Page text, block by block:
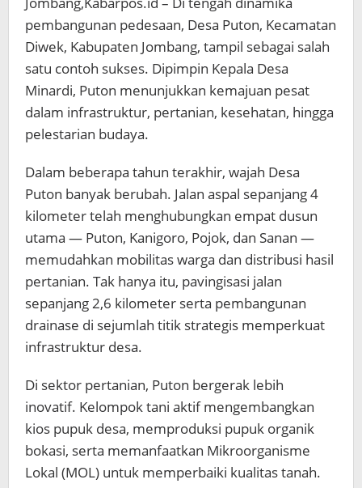
pembangunan pedesaan, Desa Puton, Kecamatan
Diwek, Kabupaten Jombang, tampil sebagai salah
satu contoh sukses. Dipimpin Kepala Desa
Minardi, Puton menunjukkan kemajuan pesat
dalam infrastruktur, pertanian, kesehatan, hingga
pelestarian budaya.
Dalam beberapa tahun terakhir, wajah Desa
Puton banyak berubah. Jalan aspal sepanjang 4
kilometer telah menghubungkan empat dusun
utama — Puton, Kanigoro, Pojok, dan Sanan —
memudahkan mobilitas warga dan distribusi hasil
pertanian. Tak hanya itu, pavingisasi jalan
sepanjang 2,6 kilometer serta pembangunan
drainase di sejumlah titik strategis memperkuat
infrastruktur desa.
Di sektor pertanian, Puton bergerak lebih
inovatif. Kelompok tani aktif mengembangkan
kios pupuk desa, memproduksi pupuk organik
bokasi, serta memanfaatkan Mikroorganisme
Lokal (MOL) untuk memperbaiki kualitas tanah.